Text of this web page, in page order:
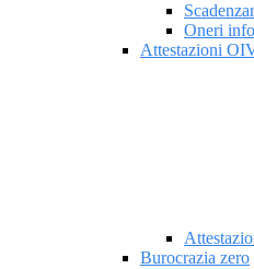
Oneri
Attestazioni
Burocrazia zero